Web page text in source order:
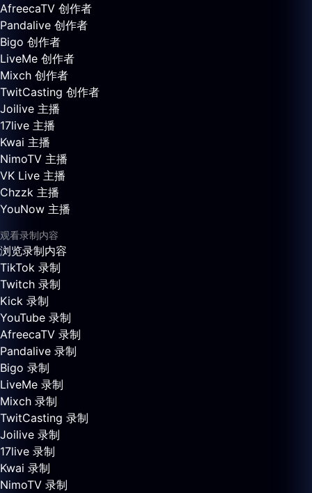
AfreecaTV 创作者
Pandalive 创作者
Bigo 创作者
LiveMe 创作者
Mixch 创作者
TwitCasting 创作者
Joilive 主播
17live 主播
Kwai 主播
NimoTV 主播
VK Live 主播
Chzzk 主播
YouNow 主播
观看录制内容
浏览录制内容
TikTok 录制
Twitch 录制
Kick 录制
YouTube 录制
AfreecaTV 录制
Pandalive 录制
Bigo 录制
LiveMe 录制
Mixch 录制
TwitCasting 录制
Joilive 录制
17live 录制
Kwai 录制
NimoTV 录制